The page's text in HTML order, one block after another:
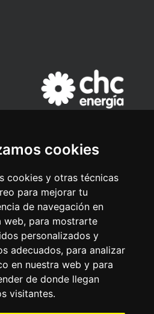
cookies
cookies y otras técnicas
para mejorar tu
de navegación en
web, para mostrarte
personalizados y
adecuados, para analizar
en nuestra web y para
de donde llegan
visitantes.